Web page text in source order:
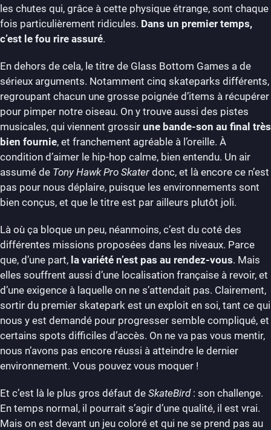
les chutes qui, grâce à cette physique étrange, sont chaque
fois particulièrement ridicules. Dans un premier temps,
c’est le fou rire assuré.
En dehors de cela, le titre de Glass Bottom Games a de
sérieux arguments. Notamment cinq skateparks différents,
regroupant chacun une grosse poignée d’items à récupérer
pour pimper notre oiseau. On y trouve aussi des pistes
musicales, qui viennent grossir une bande-son au final très
bien fournie, et franchement agréable à l’oreille. À
condition d’aimer le hip-hop calme, bien entendu. Un air
assumé de Tony Hawk Pro Skater donc, et là encore ce n’est
pas pour nous déplaire, puisque les environnements sont
bien conçus, et que le titre est par ailleurs plutôt joli.
Là où ça bloque un peu, néanmoins, c’est du coté des
différentes missions proposées dans les niveaux. Parce
que, d’une part, la variété n’est pas au rendez-vous. Mais
elles souffrent aussi d’une localisation française à revoir, et
d’une exigence à laquelle on ne s’attendait pas. Clairement,
sortir du premier skatepark est un exploit en soi, tant ce qui
nous y est demandé pour progresser semble compliqué, et
certains spots difficiles d’accès. On ne va pas vous mentir,
nous n’avons pas encore réussi à atteindre le dernier
environnement. Vous pouvez vous moquer !
Et c’est là le plus gros défaut de SkateBird : son challenge.
En temps normal, il pourrait s’agir d’une qualité, il est vrai.
Mais on est devant un jeu coloré et qui ne se prend pas au